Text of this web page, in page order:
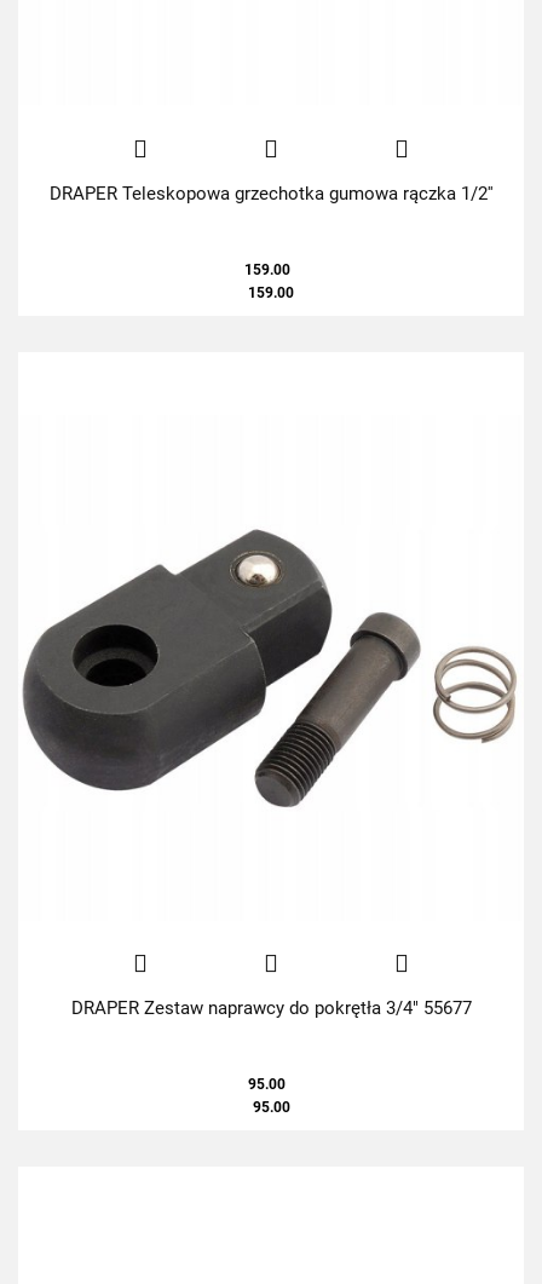
DRAPER Teleskopowa grzechotka gumowa rączka 1/2''
159.00
159.00
DRAPER Zestaw naprawcy do pokrętła 3/4" 55677
95.00
95.00